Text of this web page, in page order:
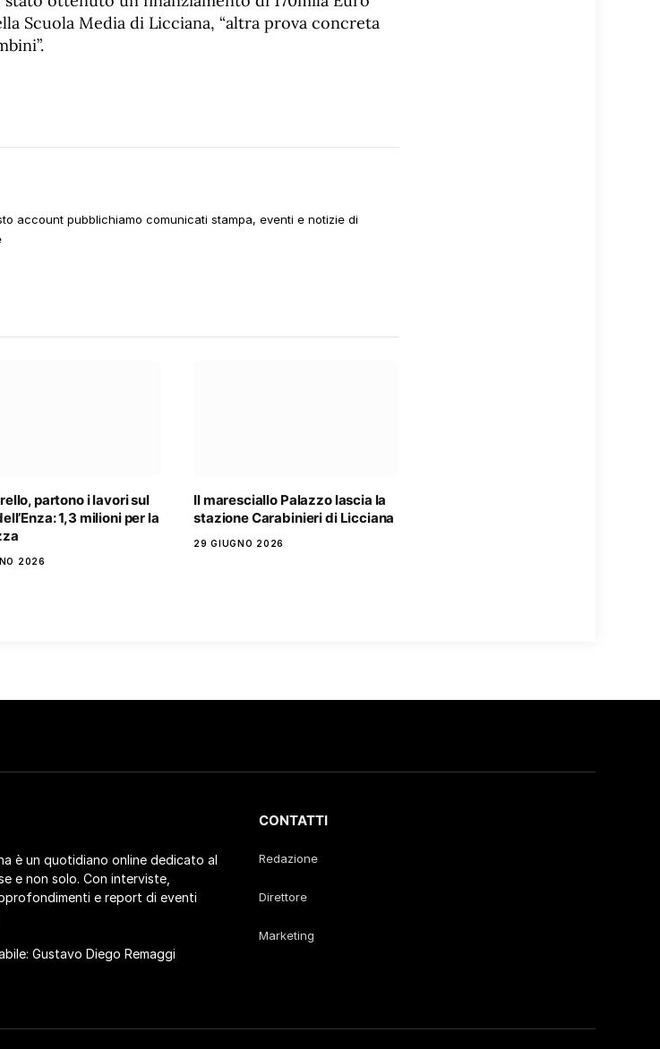
Scuola Media di Licciana, “altra prova concreta
account pubblichiamo comunicati stampa, eventi e notizie di
partono i lavori sul
1,3 milioni per la
2026
Il maresciallo Palazzo lascia la
stazione Carabinieri di Licciana
29 GIUGNO 2026
è un quotidiano online dedicato al
e non solo. Con interviste,
e report di eventi
Gustavo Diego Remaggi
CONTATTI
Redazione
Direttore
Marketing